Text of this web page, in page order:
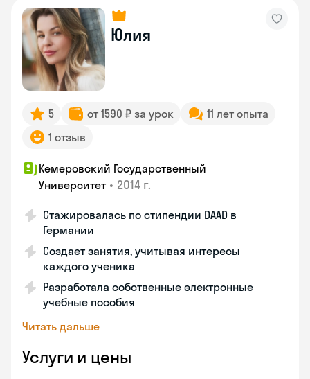
Юлия
5 от 1590 ₽ за урок
11 лет опыта
1 отзыв
Кемеровский Государственный
Университет • 2014 г.
Стажировалась по стипендии DAAD в
Германии
Создает занятия, учитывая интересы
каждого ученика
Разработала собственные электронные
учебные пособия
Читать дальше
Услуги и цены